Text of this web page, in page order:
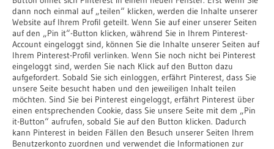
dann noch einmal auf „teilen“ klicken, werden die Inhalte unserer
Website auf Ihrem Profil geteilt. Wenn Sie auf einer unserer Seiten
auf den „Pin it“-Button klicken, während Sie in Ihrem Pinterest-
Account eingeloggt sind, können Sie die Inhalte unserer Seiten auf
Ihrem Pinterest-Profil verlinken. Wenn Sie noch nicht bei Pinterest
eingeloggt sind, werden Sie nach Klick auf den Button dazu
aufgefordert. Sobald Sie sich einloggen, erfährt Pinterest, dass Sie
unsere Seite besucht haben und den jeweiligen Inhalt teilen
möchten. Sind Sie bei Pinterest eingeloggt, erfährt Pinterest über
einen entsprechenden Cookie, dass Sie unsere Seite mit dem „Pin
it-Button“ aufrufen, sobald Sie auf den Button klicken. Dadurch
kann Pinterest in beiden Fällen den Besuch unserer Seiten Ihrem
Benutzerkonto zuordnen und verwendet die Informationen zur